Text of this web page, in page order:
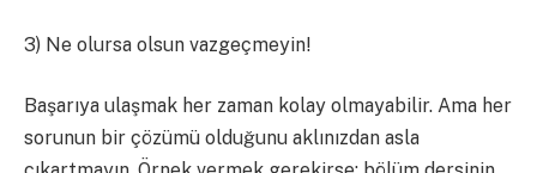
3) Ne olursa olsun vazgeçmeyin!
Başarıya ulaşmak her zaman kolay olmayabilir. Ama her
sorunun bir çözümü olduğunu aklınızdan asla